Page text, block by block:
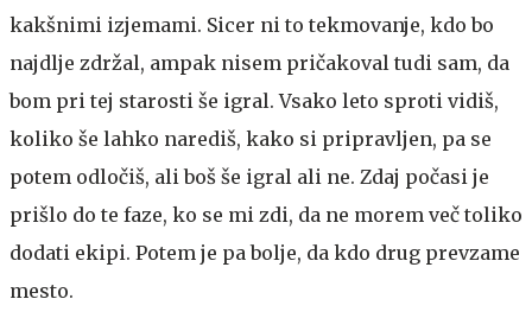
kakšnimi izjemami. Sicer ni to tekmovanje, kdo bo
najdlje zdržal, ampak nisem pričakoval tudi sam, da
bom pri tej starosti še igral. Vsako leto sproti vidiš,
koliko še lahko narediš, kako si pripravljen, pa se
potem odločiš, ali boš še igral ali ne. Zdaj počasi je
prišlo do te faze, ko se mi zdi, da ne morem več toliko
dodati ekipi. Potem je pa bolje, da kdo drug prevzame
mesto.